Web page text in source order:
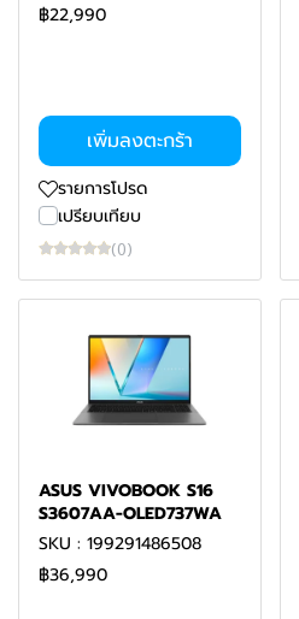
฿22,990
เพิ่มลงตะกร้า
รายการโปรด
เปรียบเทียบ
(0)
ASUS VIVOBOOK S16
S3607AA-OLED737WA
SKU : 199291486508
฿36,990